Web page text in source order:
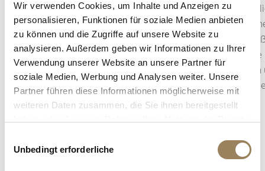
Wir verwenden Cookies, um Inhalte und Anzeigen zu
personalisieren, Funktionen für soziale Medien anbieten
zu können und die Zugriffe auf unsere Website zu
analysieren. Außerdem geben wir Informationen zu Ihrer
Verwendung unserer Website an unsere Partner für
soziale Medien, Werbung und Analysen weiter. Unsere
Partner führen diese Informationen möglicherweise mit
weiteren Daten zusammen, die Sie ihnen bereitgestellt
Unbedingt erforderliche
Die Minutenrepetition schlägt auf Abruf
Stunden, Viertelstunden und Minuten akustisch
an. Als eine der anspruchsvollsten
Komplikationen verwandelt sie die Zeit mithilfe
eines hochpräzisen Schlagwerks in ein
klangliches Erlebnis.
Die
hebt die
Licht
selbst